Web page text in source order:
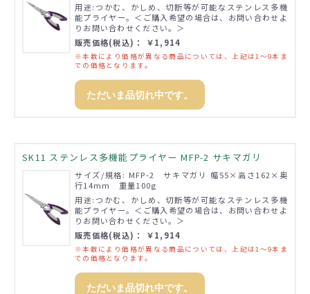
用途:つかむ、かしめ、切断等が可能なステンレス多機
能プライヤー。＜ご購入希望の場合は、お問い合わせよ
りお問い合わせください。＞
販売価格(税込)： ￥1,914
※本数により価格が異なる商品については、上記は1～9本ま
での価格となります。
ただいま品切れ中です。
SK11 ステンレス多機能プライヤー MFP-2 サキマガリ
サイズ/規格: MFP-2 サキマガリ 幅55×高さ162×奥
行14mm 重量100g
用途:つかむ、かしめ、切断等が可能なステンレス多機
能プライヤー。＜ご購入希望の場合は、お問い合わせよ
りお問い合わせください。＞
販売価格(税込)： ￥1,914
※本数により価格が異なる商品については、上記は1～9本ま
での価格となります。
ただいま品切れ中です。